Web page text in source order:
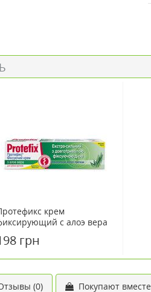
крем
с алоэ вера
грн
(0) Покупают вместе